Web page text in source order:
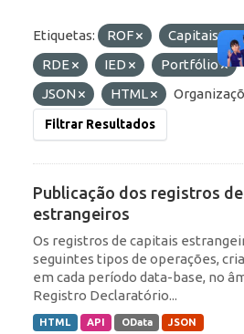
Etiquetas: ROF
Capitais
RDE
IED Portfólio
JSON
HTML
Filtrar Resultados
Publicação dos registros
estrangeiros
Os registros de capitais
seguintes tipos de operações,
em cada período data-base, no
Registro Declaratório...
HTML API OData JSON